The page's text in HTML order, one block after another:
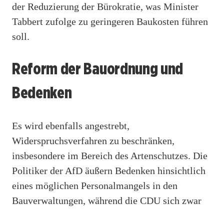
der Reduzierung der Bürokratie, was Minister
Tabbert zufolge zu geringeren Baukosten führen
soll.
Reform der Bauordnung und
Bedenken
Es wird ebenfalls angestrebt,
Widerspruchsverfahren zu beschränken,
insbesondere im Bereich des Artenschutzes. Die
Politiker der AfD äußern Bedenken hinsichtlich
eines möglichen Personalmangels in den
Bauverwaltungen, während die CDU sich zwar